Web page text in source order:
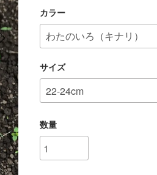
カラー
サイズ
数量